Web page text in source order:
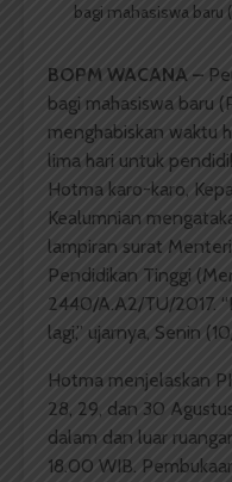
bagi mahasiswa baru
BOPM WACANA –
bagi mahasiswa baru
menghabiskan waktu
lima hari untuk
Hotma karo-karo,
Kealumnian
lampiran surat
Pendidikan Tinggi
2440/A.A2/TU/2017.
lagi,” ujarnya, Senin
Hotma menjelaskan
28, 29, dan 30
dalam dan luar
18.00 WIB.